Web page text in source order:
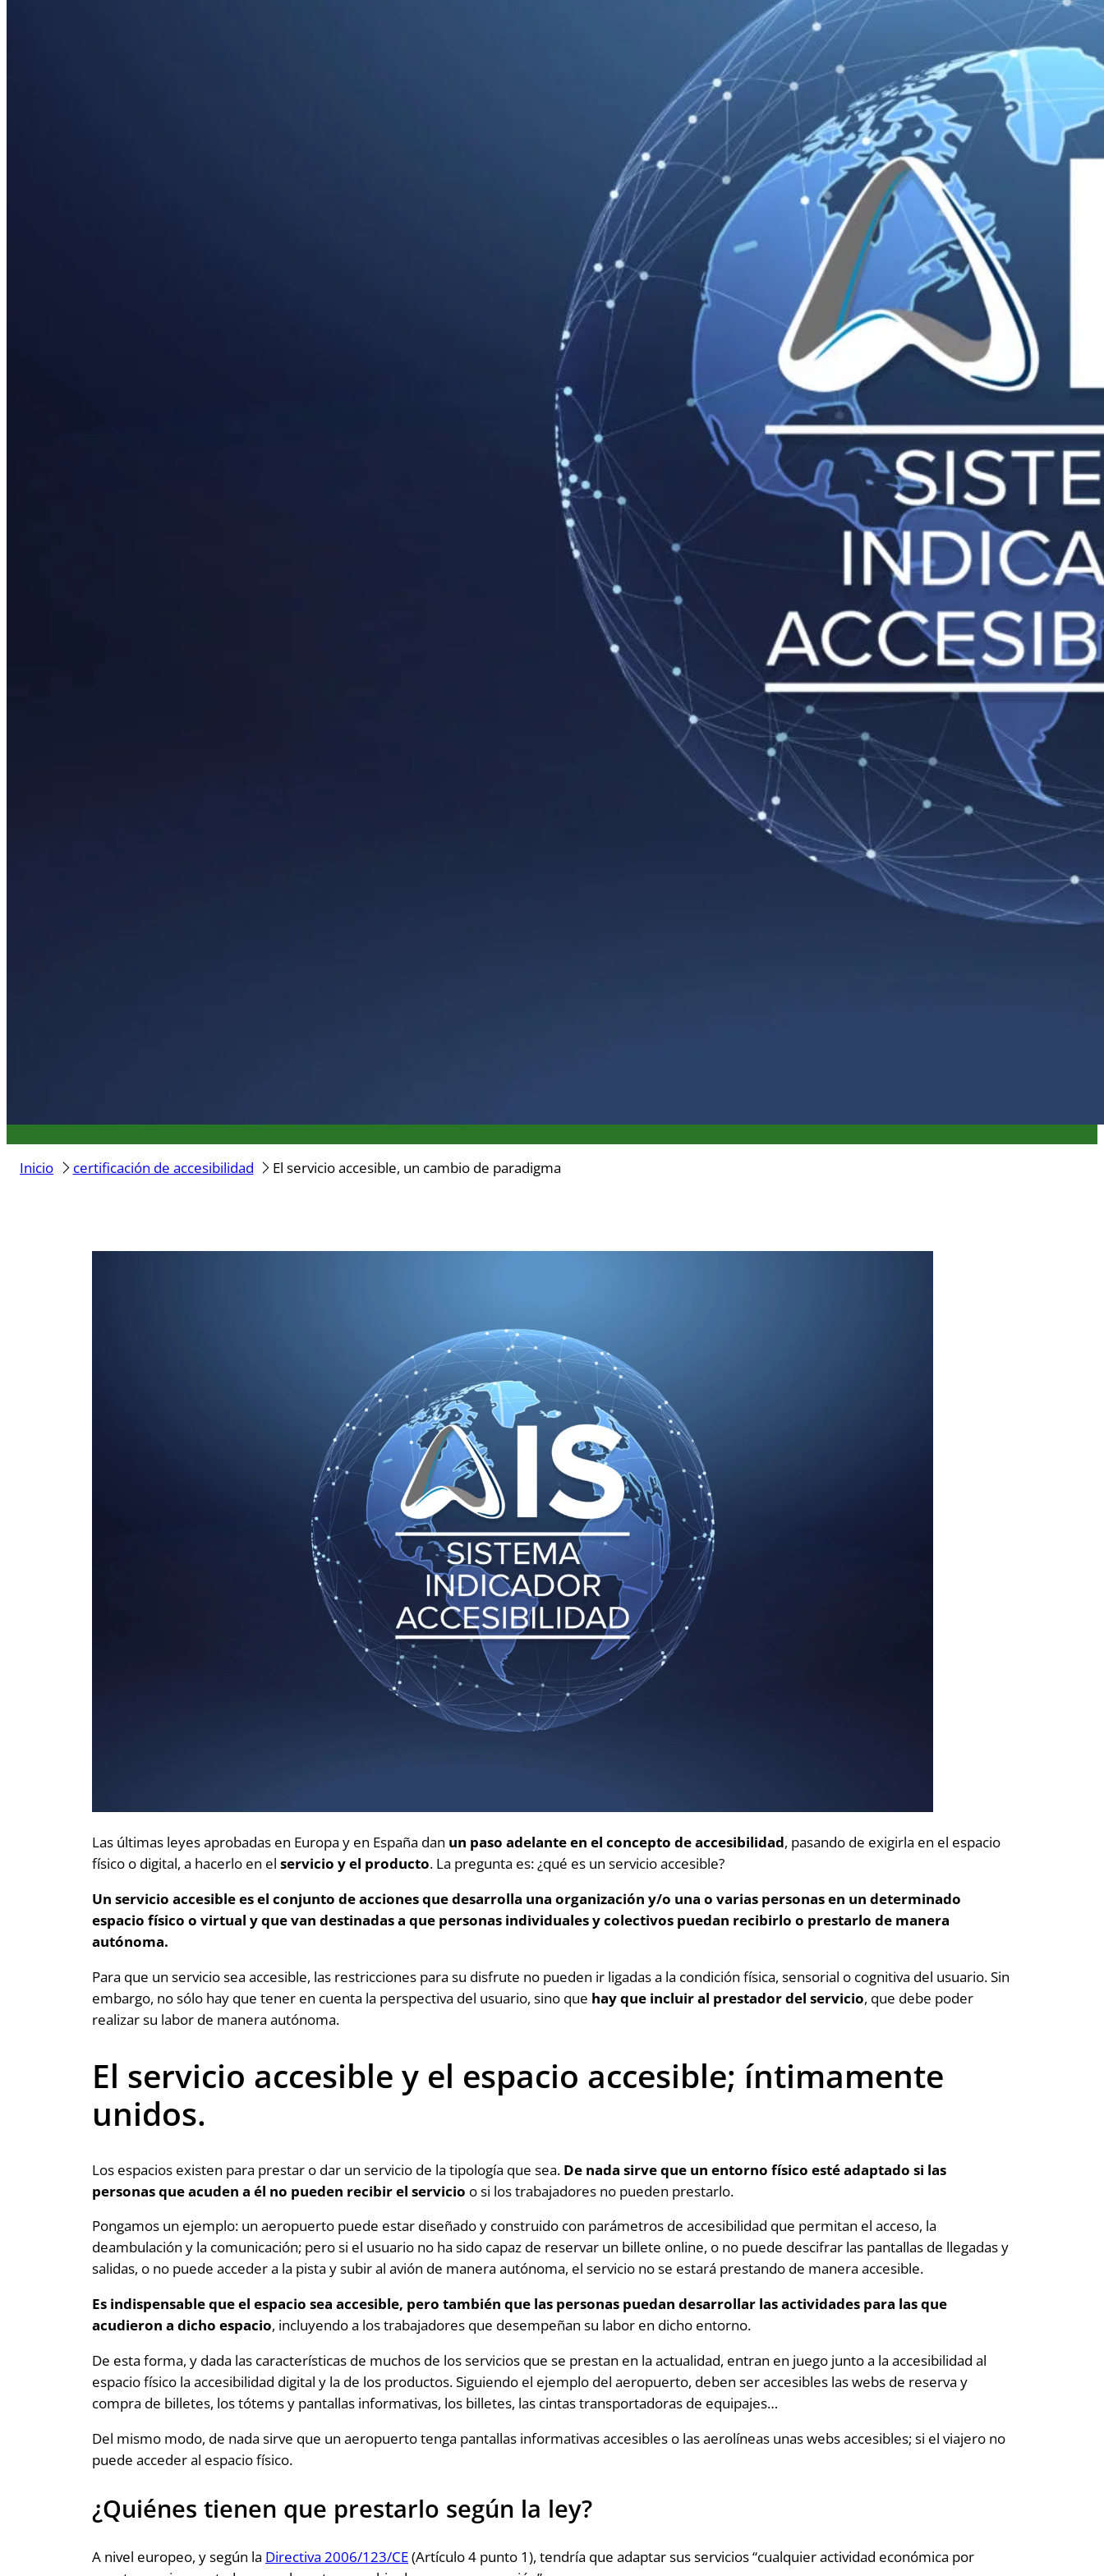
Inicio certificación de accesibilidad El servicio accesible, un cambio de paradigma
Las últimas leyes aprobadas en Europa y en España dan un paso adelante en el concepto de accesibilidad, pasando de exigirla en el espacio
físico o digital, a hacerlo en el servicio y el producto. La pregunta es: ¿qué es un servicio accesible?
Un servicio accesible es el conjunto de acciones que desarrolla una organización y/o una o varias personas en un determinado
espacio físico o virtual y que van destinadas a que personas individuales y colectivos puedan recibirlo o prestarlo de manera
autónoma.
Para que un servicio sea accesible, las restricciones para su disfrute no pueden ir ligadas a la condición física, sensorial o cognitiva del usuario. Sin
embargo, no sólo hay que tener en cuenta la perspectiva del usuario, sino que hay que incluir al prestador del servicio, que debe poder
realizar su labor de manera autónoma.
El servicio accesible y el espacio accesible; íntimamente
unidos.
Los espacios existen para prestar o dar un servicio de la tipología que sea. De nada sirve que un entorno físico esté adaptado si las
personas que acuden a él no pueden recibir el servicio o si los trabajadores no pueden prestarlo.
Pongamos un ejemplo: un aeropuerto puede estar diseñado y construido con parámetros de accesibilidad que permitan el acceso, la
deambulación y la comunicación; pero si el usuario no ha sido capaz de reservar un billete online, o no puede descifrar las pantallas de llegadas y
salidas, o no puede acceder a la pista y subir al avión de manera autónoma, el servicio no se estará prestando de manera accesible.
Es indispensable que el espacio sea accesible, pero también que las personas puedan desarrollar las actividades para las que
acudieron a dicho espacio, incluyendo a los trabajadores que desempeñan su labor en dicho entorno.
De esta forma, y dada las características de muchos de los servicios que se prestan en la actualidad, entran en juego junto a la accesibilidad al
espacio físico la accesibilidad digital y la de los productos. Siguiendo el ejemplo del aeropuerto, deben ser accesibles las webs de reserva y
compra de billetes, los tótems y pantallas informativas, los billetes, las cintas transportadoras de equipajes…
Del mismo modo, de nada sirve que un aeropuerto tenga pantallas informativas accesibles o las aerolíneas unas webs accesibles; si el viajero no
puede acceder al espacio físico.
¿Quiénes tienen que prestarlo según la ley?
A nivel europeo, y según la Directiva 2006/123/CE(Artículo 4 punto 1), tendría que adaptar sus servicios “cualquier actividad económica por